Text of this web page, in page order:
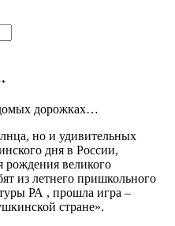
дорожках…
но и удивительных
дня в России,
рождения великого
из летнего пришкольного
РА , прошла игра –
стране».